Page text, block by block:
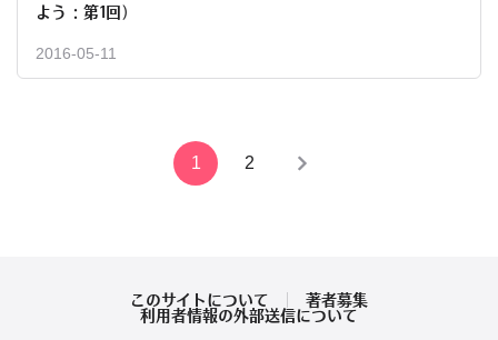
よう：第1回）
2016-05-11
1 2
このサイトについて
著者募集
利用者情報の外部送信について